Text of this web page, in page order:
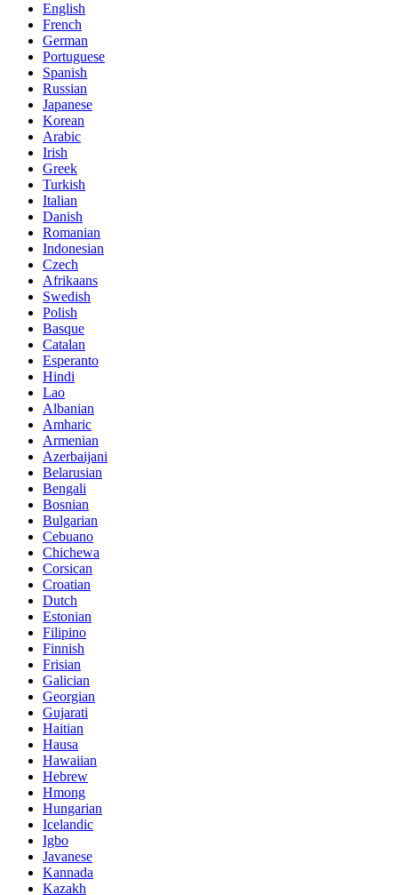
English
French
German
Portuguese
Spanish
Russian
Japanese
Korean
Arabic
Irish
Greek
Turkish
Italian
Danish
Romanian
Indonesian
Czech
Afrikaans
Swedish
Polish
Basque
Catalan
Esperanto
Hindi
Lao
Albanian
Amharic
Armenian
Azerbaijani
Belarusian
Bengali
Bosnian
Bulgarian
Cebuano
Chichewa
Corsican
Croatian
Dutch
Estonian
Filipino
Finnish
Frisian
Galician
Georgian
Gujarati
Haitian
Hausa
Hawaiian
Hebrew
Hmong
Hungarian
Icelandic
Igbo
Javanese
Kannada
Kazakh